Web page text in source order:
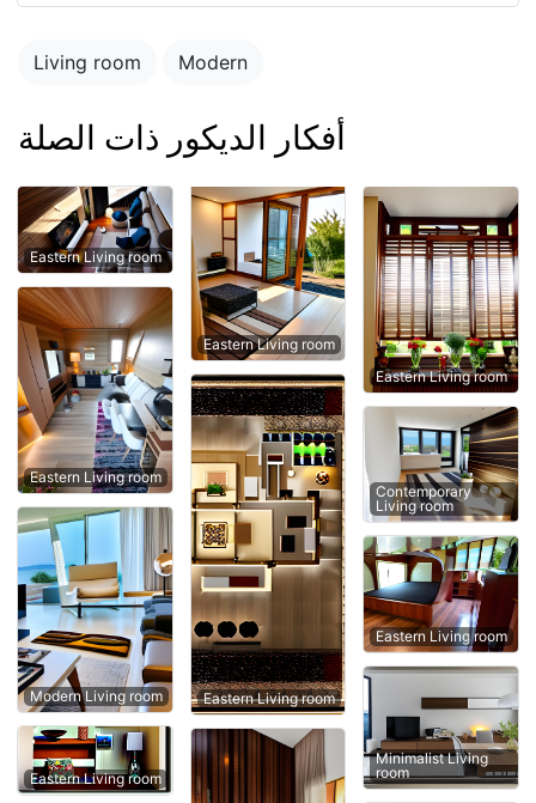
Living room Modern
أفكار الديكور ذات الصلة
Eastern Living room
Eastern Living room
Modern Living room
Eastern Living room
Eastern Living room
Eastern Living room
Eastern Living room
Contemporary
Living room
Eastern Living room
Minimalist Living
room